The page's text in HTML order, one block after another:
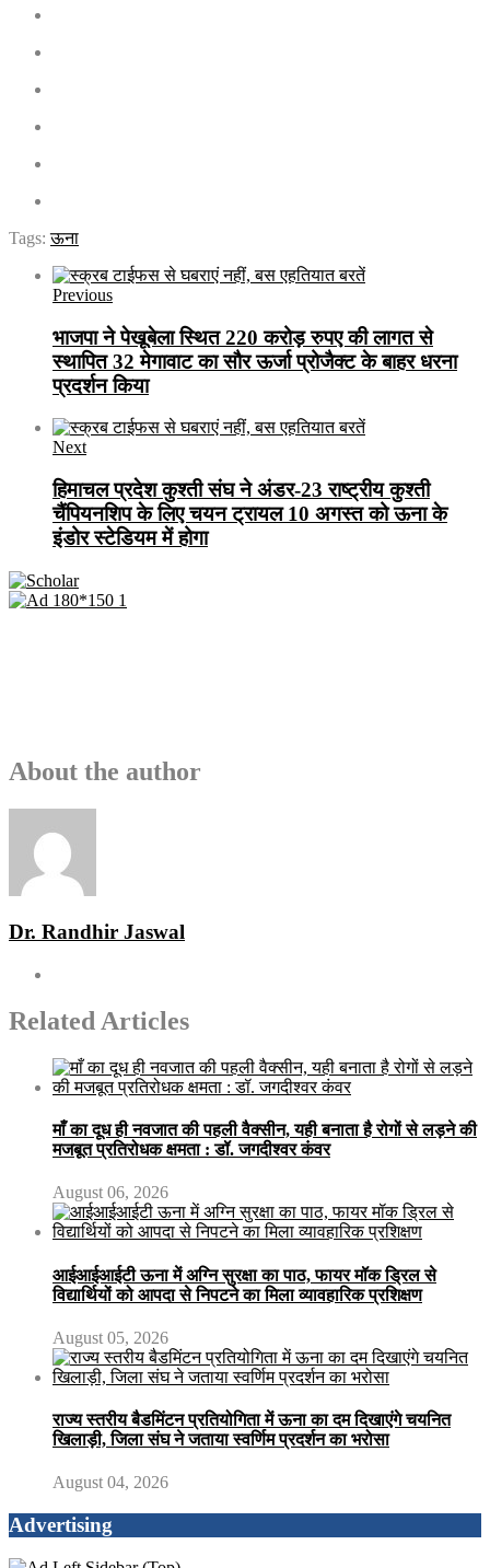
Tags:ऊना
Previous
भाजपा ने पेखूबेला स्थित 220 करोड़ रुपए की लागत से
स्थापित 32 मेगावाट का सौर ऊर्जा प्रोजैक्ट के बाहर धरना
प्रदर्शन किया
Next
हिमाचल प्रदेश कुश्ती संघ ने अंडर-23 राष्ट्रीय कुश्ती
चैंपियनशिप के लिए चयन ट्रायल 10 अगस्त को ऊना के
इंडोर स्टेडियम में होगा
About the author
Dr. Randhir Jaswal
Related Articles
माँ का दूध ही नवजात की पहली वैक्सीन, यही बनाता है रोगों से लड़ने की
मजबूत प्रतिरोधक क्षमता : डॉ. जगदीश्वर कंवर
August 06, 2026
आईआईआईटी ऊना में अग्नि सुरक्षा का पाठ, फायर मॉक ड्रिल से
विद्यार्थियों को आपदा से निपटने का मिला व्यावहारिक प्रशिक्षण
August 05, 2026
राज्य स्तरीय बैडमिंटन प्रतियोगिता में ऊना का दम दिखाएंगे चयनित
खिलाड़ी, जिला संघ ने जताया स्वर्णिम प्रदर्शन का भरोसा
August 04, 2026
Advertising